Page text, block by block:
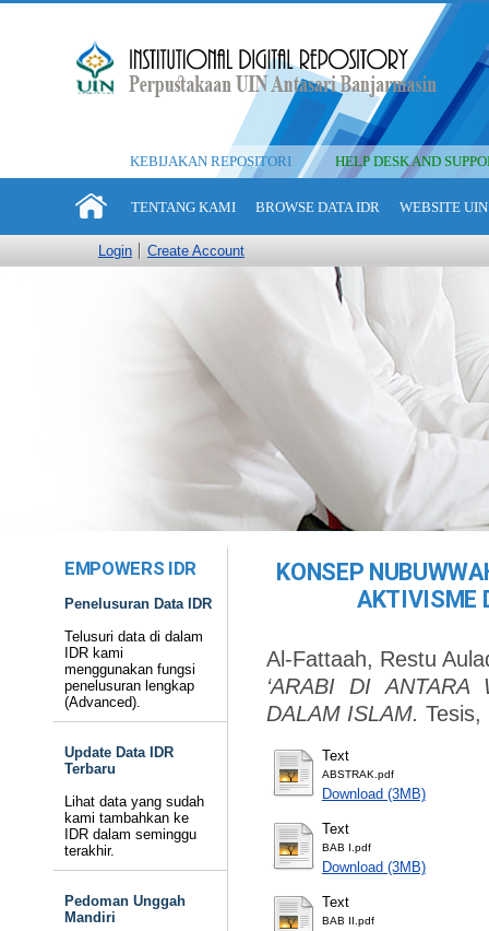
KEBIJAKAN REPOSITORI HELP DESK AND
TENTANG KAMI BROWSE DATA IDR WEBSITE
Login Create Account
EMPOWERS IDR
Penelusuran Data IDR
Telusuri data di dalam
IDR kami
menggunakan fungsi
penelusuran lengkap
(Advanced).
Update Data IDR
Terbaru
Lihat data yang sudah
kami tambahkan ke
IDR dalam seminggu
terakhir.
Pedoman Unggah
Mandiri
KONSEP
AKTIVISME
Al-Fattaah, Restu
‘ARABI DI ANTARA
DALAM ISLAM. Tesis,
Text
ABSTRAK.pdf
Download (3MB)
Text
BAB I.pdf
Download (3MB)
Text
BAB II.pdf